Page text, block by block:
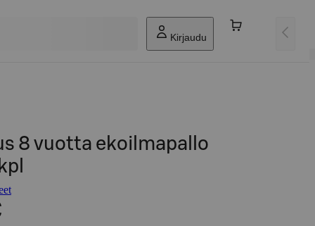
Kirjaudu
8 vuotta ekoilmapallo